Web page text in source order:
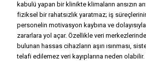
kabulü yapan bir klinikte klimaların ansızın
fiziksel bir rahatsızlık yaratmaz; iş
personelin motivasyon kaybına ve
zararlara yol açar. Özellikle veri
bulunan hassas cihazların aşırı ısınması,
telafi edilemez veri kayıplarına neden